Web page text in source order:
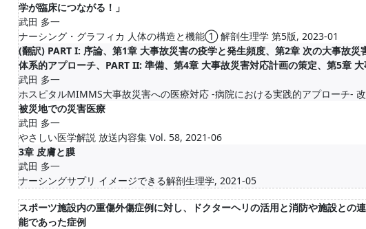
学が臨床につながる！」
武田 多一
ナーシング・グラフィカ 人体の構造と機能① 解剖生理学 第5版, 2023-01
(翻訳) PART I: 序論、第1章 大事故災害の疫学と発生頻度、第2章 次の大事故
体系的アプローチ、PART II: 準備、第4章 大事故災害対応計画の策定、第5章
武田 多一
ホスピタルMIMMS大事故災害への医療対応 -病院における実践的アプローチ-
被災地での災害医療
武田 多一
やさしい医学解説 放送内容集 Vol. 58, 2021-06
3章 皮膚と膜
武田 多一
ナーシングサプリ イメージできる解剖生理学, 2021-05
スポーツ施設内の重傷外傷症例に対し、ドクターヘリの活用と消防や施設との
能であった症例